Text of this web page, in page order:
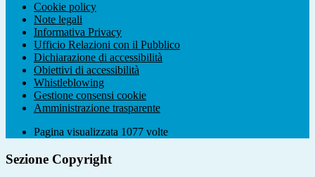
Cookie policy
Note legali
Informativa Privacy
Ufficio Relazioni con il Pubblico
Dichiarazione di accessibilità
Obiettivi di accessibilità
Whistleblowing
Gestione consensi cookie
Amministrazione trasparente
Pagina visualizzata 1077 volte
Sezione Copyright